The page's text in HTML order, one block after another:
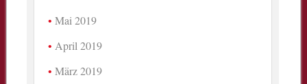
Mai 2019
April 2019
März 2019